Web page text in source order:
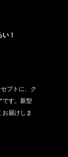
！
プトに、ク
です。新型
届けしま